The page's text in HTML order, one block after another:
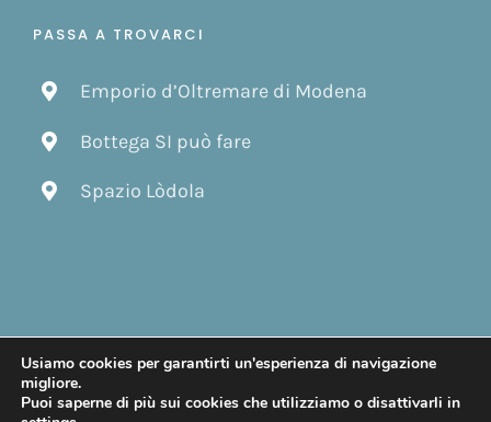
PASSA A TROVARCI
Emporio d’Oltremare di Modena
Bottega SI può fare
Spazio Lòdola
© Copyright 2019 -2026 | Design byGattafoni Design| Tutti i
Usiamo cookies per garantirti un'esperienza di navigazione
migliore.
Puoi saperne di più sui cookies che utilizziamo o disattivarli in